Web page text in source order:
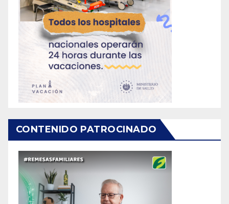
CONTENIDO PATROCINADO